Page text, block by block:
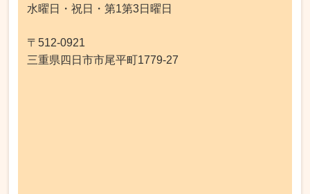
水曜日・祝日・第1第3日曜日
〒512-0921
三重県四日市市尾平町1779-27